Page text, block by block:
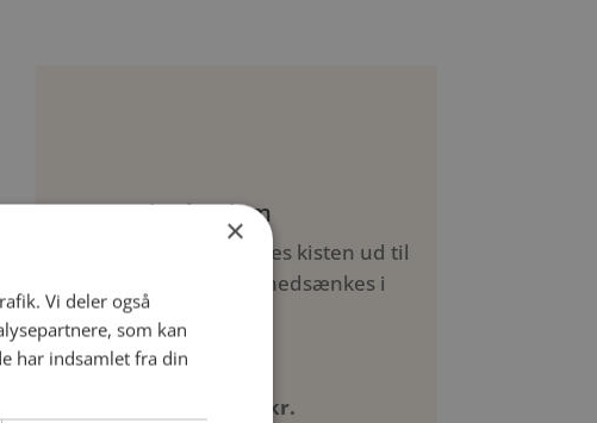
Begravelse i Dalum
Efter ceremonien bæres kisten ud til
gravstedet, hvor den nedsænkes i
jorden.
Grundpakke: 13.700 kr.
×
Vi deler også
som kan
har indsamlet fra din